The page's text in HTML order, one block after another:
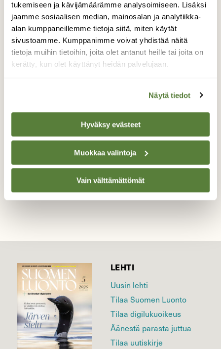
tukemiseen ja kävijämäärämme analysoimiseen. Lisäksi
jaamme sosiaalisen median, mainosalan ja analytiikka-
alan kumppaneillemme tietoja siitä, miten käytät
sivustoamme. Kumppanimme voivat yhdistää näitä
tietoja muihin tietoihin, joita olet antanut heille tai joita on
kerätty, kun olet käyttänyt heidän palvelujaan.
Näytä tiedot
Hyväksy evästeet
Muokkaa valintoja
Vain välttämättömät
kun lintuja on monipuolisesti ja paljon.
Kuvailin aamuvalossa myötävaloon ja
aamun siirryttyä jo aamupäivän puolelle
päätin hieman kokeilla vatstavaloon
kuvaamista. Uudessa kuvauspaikassa ei
tarvinnut kauaa odotella kun Mustakurkku-
esittelemään itseään minulle. Sain rauhassa
ottaa kuvia ja testailla kameraa.
Valokuvaaja: Toni Limnell, Espoo, Suomenoja
25.4.2014
LEHTI
Uusin lehti
Tilaa Suomen Luonto
Tilaa digilukuoikeus
Äänestä parasta juttua
Tilaa uutiskirje